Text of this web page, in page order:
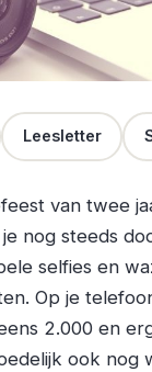
Leesletter
van twee
nog steeds
selfies en
Op je
2.000 en
ook nog